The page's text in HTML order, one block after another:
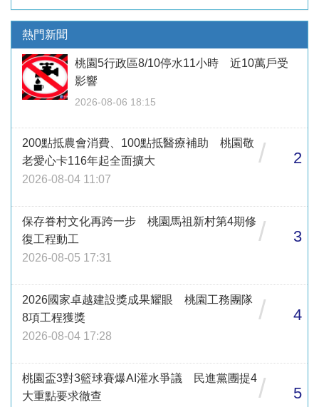
熱門新聞
桃園5行政區8/10停水11小時 近10萬戶受
影響
2026-08-06 18:15
200點抵農會消費、100點抵醫療補助 桃園敬
老愛心卡116年起全面擴大
2026-08-04 11:07
/ 2
保存眷村文化再跨一步 桃園馬祖新村第4期修
復工程動工
2026-08-05 17:31
/ 3
2026國家卓越建設獎成果耀眼 桃園工務團隊
8項工程獲獎
2026-08-04 17:28
/ 4
桃園盃3對3籃球賽爆AI灌水爭議 民進黨團提4
大重點要求徹查
/ 5